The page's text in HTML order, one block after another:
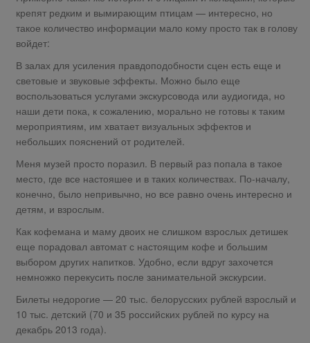
крепят редким и вымирающим птицам — интересно, но
такое количество информации мало кому просто так в голову
войдет:
В залах для усиления правдоподобности сцен есть еще и
световые и звуковые эффекты. Можно было еще
воспользоваться услугами экскурсовода или аудиогида, но
наши дети пока, к сожалению, морально не готовы к таким
мероприятиям, им хватает визуальных эффектов и
небольших пояснений от родителей.
Меня музей просто поразил. В первый раз попала в такое
место, где все настояшее и в таких количествах. По-началу,
конечно, было непривычно, но все равно очень интересно и
детям, и взрослым.
Как кофемана и маму двоих не слишком взрослых детишек
еще порадовал автомат с настоящим кофе и большим
выбором других напитков. Удобно, если вдруг захочется
немножко перекусить после занимательной экскурсии.
Билеты недорогие — 20 тыс. белорусских рублей взрослый и
10 тыс. детский (70 и 35 российских рублей по курсу на
декабрь 2013 года).